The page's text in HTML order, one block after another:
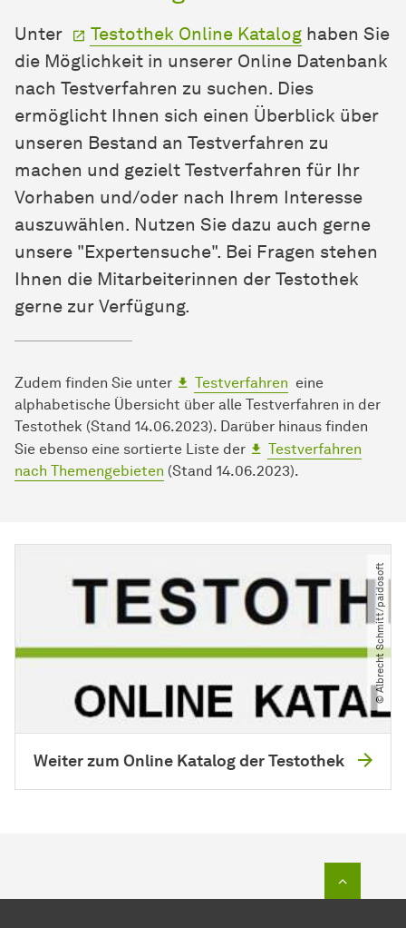
Unter Testothek Online Katalog haben Sie
die Möglichkeit in unserer Online Datenbank
nach Testverfahren zu suchen. Dies
ermöglicht Ihnen sich einen Überblick über
unseren Bestand an Testverfahren zu
machen und gezielt Testverfahren für Ihr
Vorhaben und/oder nach Ihrem Interesse
auszuwählen. Nutzen Sie dazu auch gerne
unsere "Expertensuche". Bei Fragen stehen
Ihnen die Mitarbeiterinnen der Testothek
gerne zur Verfügung.
Zudem finden Sie unter Testverfahren eine
alphabetische Übersicht über alle Testverfahren in der
Testothek (Stand 14.06.2023). Darüber hinaus finden
Sie ebenso eine sortierte Liste der
Testverfahren
nach Themengebieten (Stand 14.06.2023).
© Albrecht Schmitt​/​paidosoft
Weiter zum Online Katalog der Testothek